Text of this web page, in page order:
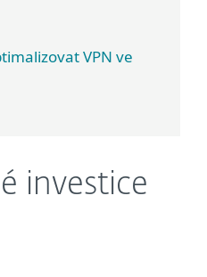
VPN ve
investice